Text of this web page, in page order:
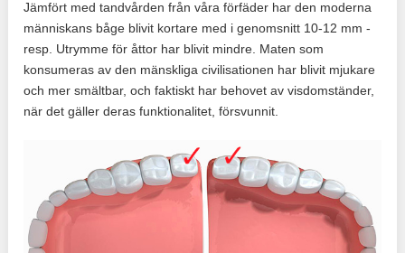
Jämfört med tandvården från våra förfäder har den moderna
människans båge blivit kortare med i genomsnitt 10-12 mm -
resp. Utrymme för åttor har blivit mindre. Maten som
konsumeras av den mänskliga civilisationen har blivit mjukare
och mer smältbar, och faktiskt har behovet av visdomständer,
när det gäller deras funktionalitet, försvunnit.